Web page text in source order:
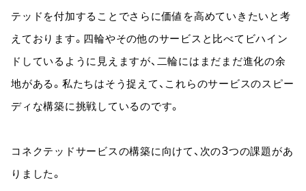
テッドを付加することでさらに価値を高めていきたいと考
えております。四輪やその他のサービスと比べてビハイン
ドしているように見えますが、二輪にはまだまだ進化の余
地がある。私たちはそう捉えて、これらのサービスのスピー
ディな構築に挑戦しているのです。
コネクテッドサービスの構築に向けて、次の3つの課題があ
りました。